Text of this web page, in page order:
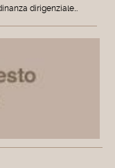
dirigenziale…